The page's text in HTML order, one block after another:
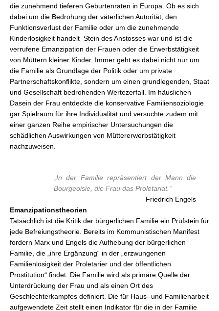
die zunehmend tieferen Geburtenraten in Europa. Ob es sich
dabei um die Bedrohung der väterlichen Autorität, den
Funktionsverlust der Familie oder um die zunehmende
Kinderlosigkeit handelt  Stein des Anstosses war und ist die
verrufene Emanzipation der Frauen oder die Erwerbstätigkeit
von Müttern kleiner Kinder. Immer geht es dabei nicht nur um
die Familie als Grundlage der Politik oder um private
Partnerschaftskonflikte, sondern um einen grundlegenden, Staat
und Gesellschaft bedrohenden Wertezerfall. Im häuslichen
Dasein der Frau entdeckte die konservative Familiensoziologie
gar Spielraum für ihre Individualität und versuchte zudem mit
einer ganzen Reihe empirischer Untersuchungen die
schädlichen Auswirkungen von Müttererwerbstätigkeit
nachzuweisen.
„In der Familie repräsentiert der Mann die
Bourgeoisie, die Frau das Proletariat.“
Friedrich Engels
Emanzipationstheorien
Tatsächlich ist die Kritik der bürgerlichen Familie ein Prüfstein für
jede Befreiungstheorie. Bereits im Kommunistischen Manifest
fordern Marx und Engels die Aufhebung der bürgerlichen
Familie, die „ihre Ergänzung“ in der „erzwungenen
Familienlosigkeit der Proletarier und der öffentlichen
Prostitution“ findet. Die Familie wird als primäre Quelle der
Unterdrückung der Frau und als einen Ort des
Geschlechterkampfes definiert. Die für Haus- und Familienarbeit
aufgewendete Zeit stellt einen Indikator für die in der Familie